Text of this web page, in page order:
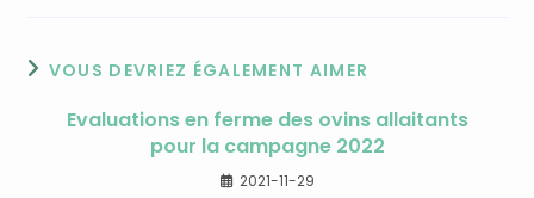
VOUS DEVRIEZ ÉGALEMENT AIMER
Evaluations en ferme des ovins allaitants
pour la campagne 2022
2021-11-29